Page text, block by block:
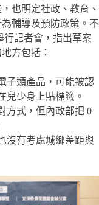
也明定社政、教育、
輔導及預防政策。不
行記者會，指出草案
方包括：
子類產品，可能被認
兒少身上貼標籤。
方式，但內政部把 0
沒有考慮城鄉差距與